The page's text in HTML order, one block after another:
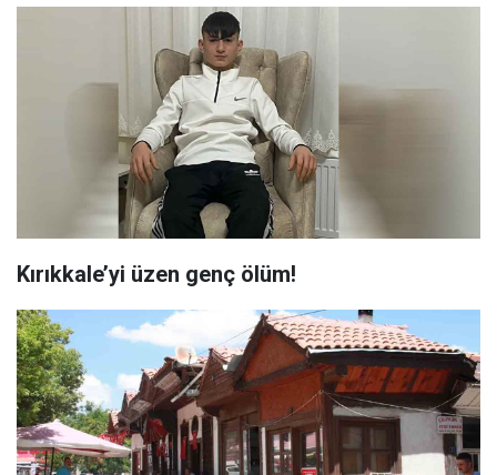
Kırıkkale’yi üzen genç ölüm!